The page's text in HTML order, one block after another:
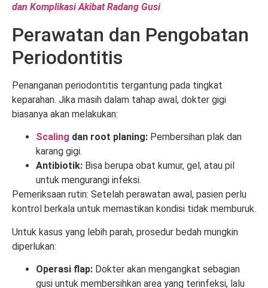
dan Komplikasi Akibat Radang Gusi
Perawatan dan Pengobatan
Periodontitis
Penanganan periodontitis tergantung pada tingkat
keparahan. Jika masih dalam tahap awal, dokter gigi
biasanya akan melakukan:
Scaling dan root planing: Pembersihan plak dan
karang gigi.
Antibiotik: Bisa berupa obat kumur, gel, atau pil
untuk mengurangi infeksi.
Pemeriksaan rutin: Setelah perawatan awal, pasien perlu
kontrol berkala untuk memastikan kondisi tidak memburuk.
Untuk kasus yang lebih parah, prosedur bedah mungkin
diperlukan:
Operasi flap: Dokter akan mengangkat sebagian
gusi untuk membersihkan area yang terinfeksi, lalu